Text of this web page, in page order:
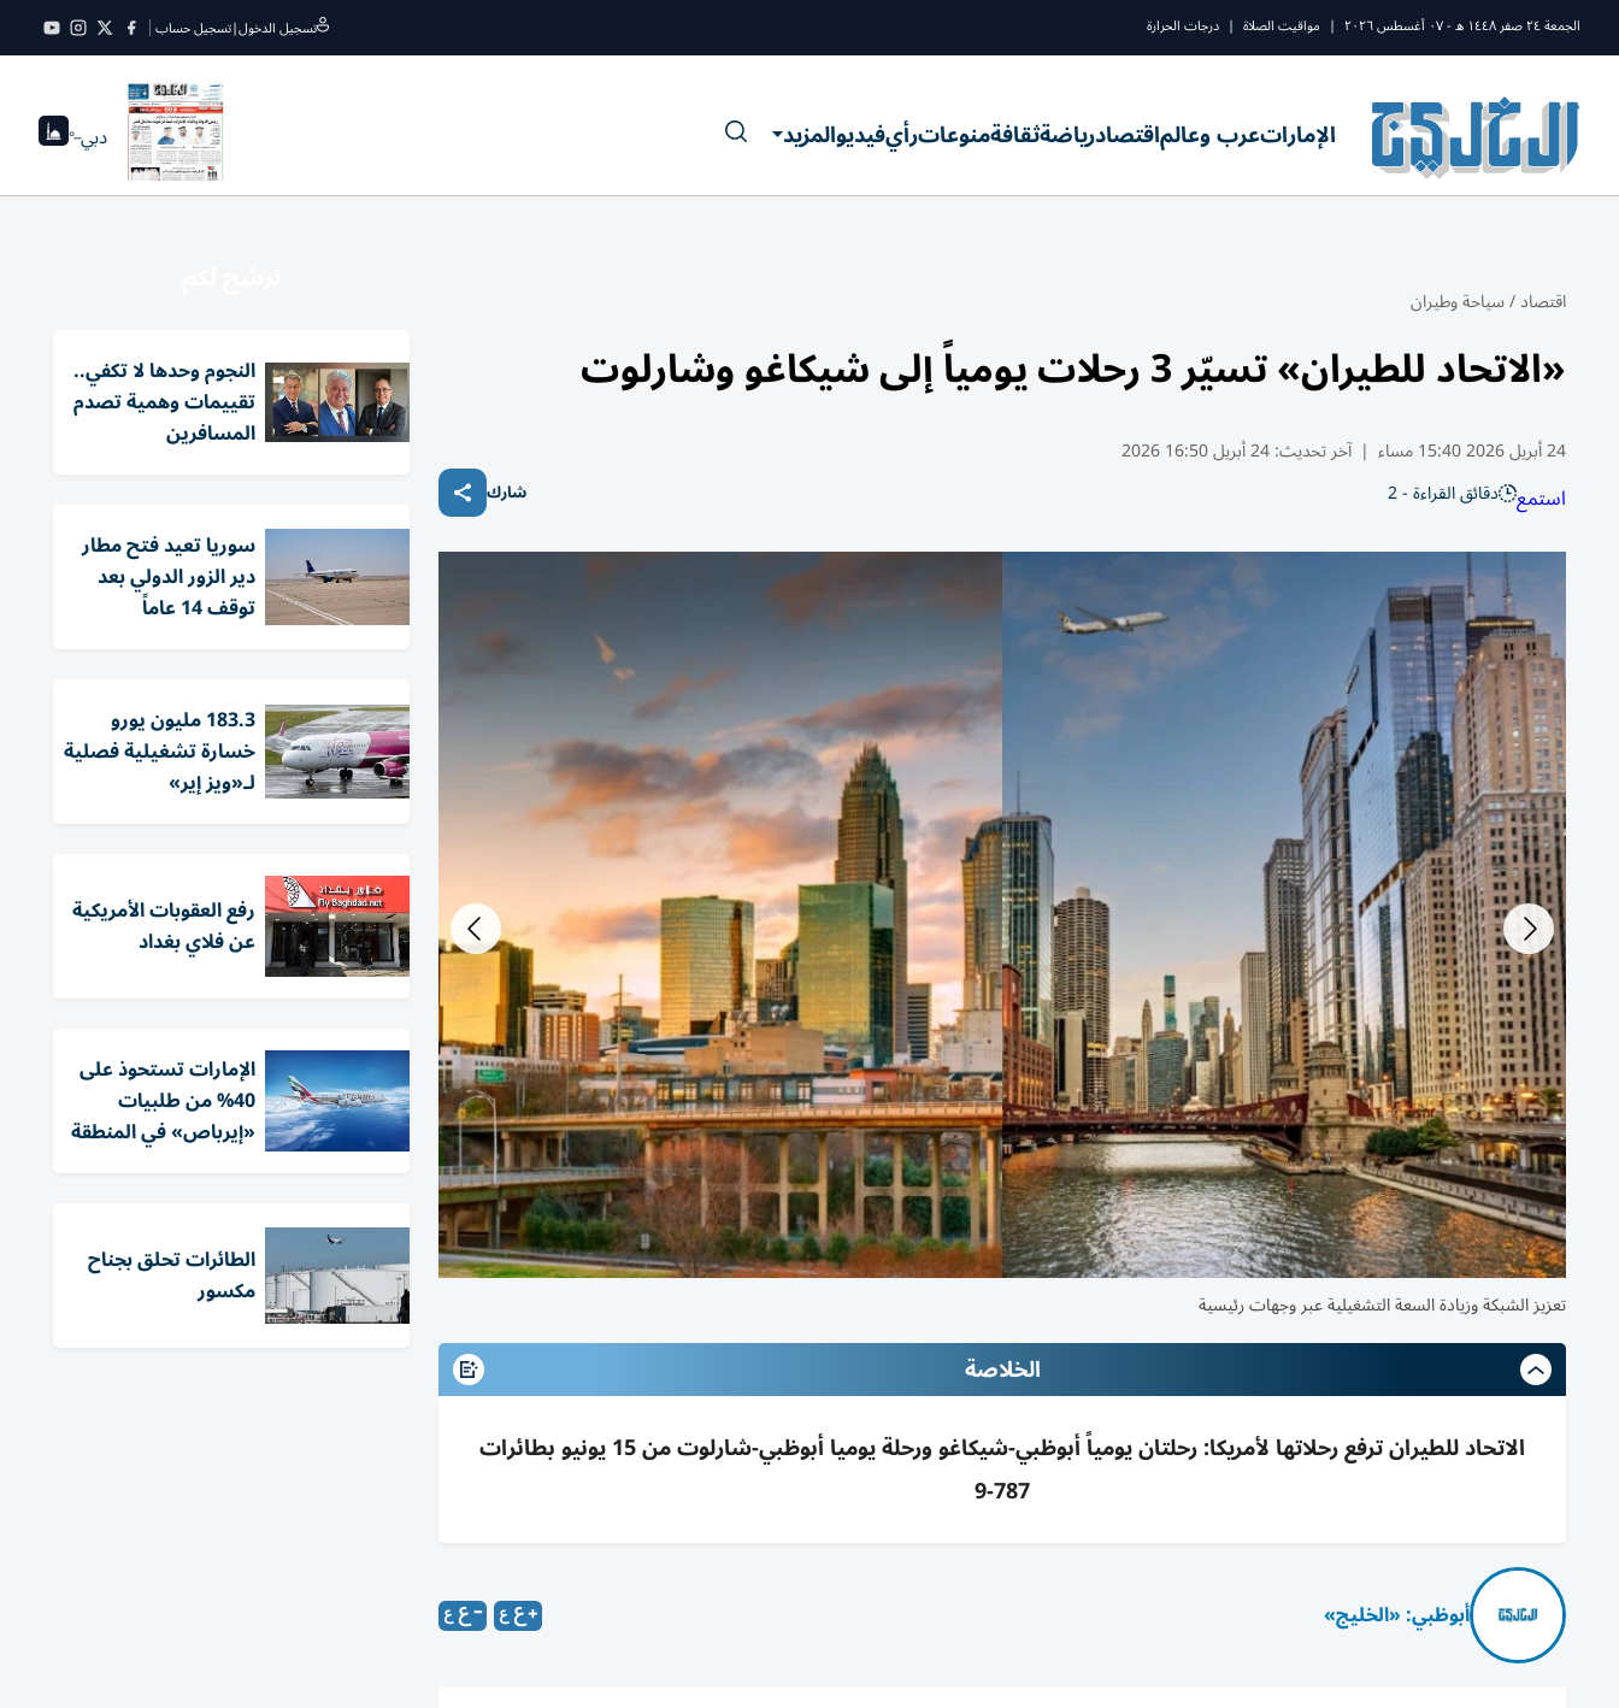
الجمعة ٢٤ صفر ١٤٤٨ ه - ٠٧ أغسطس ٢٠٢٦ | مواقيت الصلاة | درجات الحرارة تسجيل الدخول|تسجيل حساب
الإماراتعرب وعالماقتصادرياضةثقافةمنوعاترأيفيديوالمزيد دبي--°
اقتصاد/سياحة وطيران
«الاتحاد للطيران» تسيّر 3 رحلات يومياً إلى شيكاغو وشارلوت
24 أبريل 2026 15:40 مساء | آخر تحديث:24 أبريل 16:50 2026
استمع دقائق القراءة - 2 شارك
إحدى طائرات الاتحاد تعزيز الشبكة وزيادة السعة التشغيلية عبر وجهات رئيسية
الخلاصة
الاتحاد للطيران ترفع رحلاتها لأمريكا: رحلتان يومياً أبوظبي-شيكاغو ورحلة يوميا أبوظبي-شارلوت من 15 يونيو بطائرات
787-9
أبوظبي: «الخليج»
النجوم وحدها لا تكفي..
تقييمات وهمية تصدم
المسافرين
سوريا تعيد فتح مطار
دير الزور الدولي بعد
توقف 14 عاماً
183.3 مليون يورو
خسارة تشغيلية فصلية
لـ«ويز إير»
رفع العقوبات الأمريكية
عن فلاي بغداد
الإمارات تستحوذ على
40% من طلبيات
«إيرباص» في المنطقة
الطائرات تحلق بجناح
مكسور